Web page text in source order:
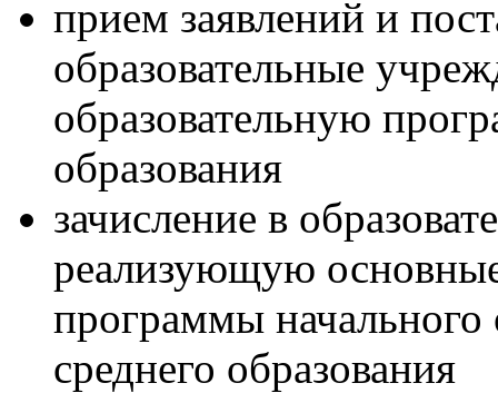
прием заявлений и
образовательные
образовательную
образования
зачисление в
реализующую
программы
среднего образования